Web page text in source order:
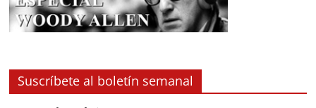
Suscríbete al boletín semanal